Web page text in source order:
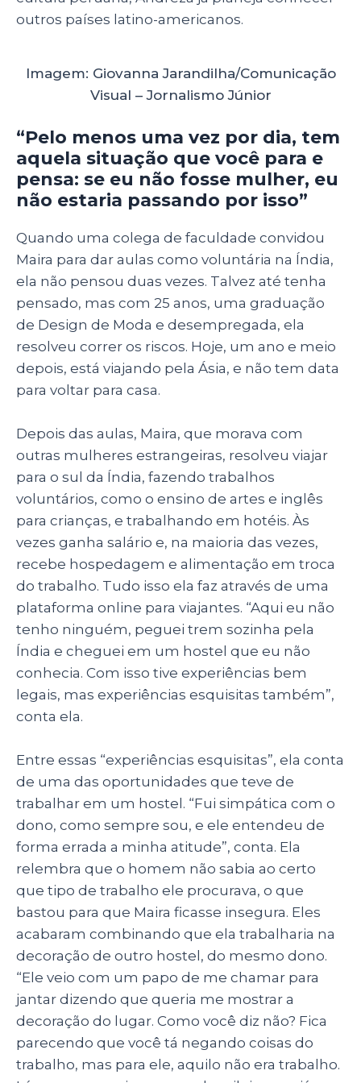
outros países latino-americanos.
Imagem: Giovanna Jarandilha/Comunicação
Visual – Jornalismo Júnior
“Pelo menos uma vez por dia, tem
aquela situação que você para e
pensa: se eu não fosse mulher, eu
não estaria passando por isso”
Quando uma colega de faculdade convidou
Maira para dar aulas como voluntária na Índia,
ela não pensou duas vezes. Talvez até tenha
pensado, mas com 25 anos, uma graduação
de Design de Moda e desempregada, ela
resolveu correr os riscos. Hoje, um ano e meio
depois, está viajando pela Ásia, e não tem data
para voltar para casa.
Depois das aulas, Maira, que morava com
outras mulheres estrangeiras, resolveu viajar
para o sul da Índia, fazendo trabalhos
voluntários, como o ensino de artes e inglês
para crianças, e trabalhando em hotéis. Às
vezes ganha salário e, na maioria das vezes,
recebe hospedagem e alimentação em troca
do trabalho. Tudo isso ela faz através de uma
plataforma online para viajantes. “Aqui eu não
tenho ninguém, peguei trem sozinha pela
Índia e cheguei em um hostel que eu não
conhecia. Com isso tive experiências bem
legais, mas experiências esquisitas também”,
conta ela.
Entre essas “experiências esquisitas”, ela conta
de uma das oportunidades que teve de
trabalhar em um hostel. “Fui simpática com o
dono, como sempre sou, e ele entendeu de
forma errada a minha atitude”, conta. Ela
relembra que o homem não sabia ao certo
que tipo de trabalho ele procurava, o que
bastou para que Maira ficasse insegura. Eles
acabaram combinando que ela trabalharia na
decoração de outro hostel, do mesmo dono.
“Ele veio com um papo de me chamar para
jantar dizendo que queria me mostrar a
decoração do lugar. Como você diz não? Fica
parecendo que você tá negando coisas do
trabalho, mas para ele, aquilo não era trabalho.